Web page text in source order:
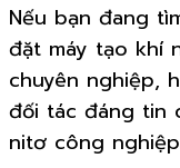
Nếu bạn đang
đặt máy tạo khí
chuyên nghiệp,
đối tác đáng tin
nitơ công